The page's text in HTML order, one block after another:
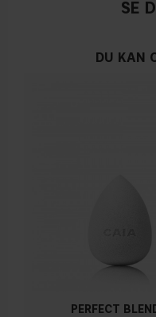
undertone. Hvis du har
SE
DU KAN
PERFECT